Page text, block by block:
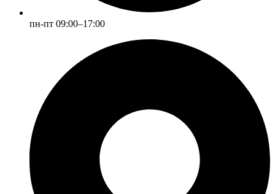
пн-пт 09:00–17:00